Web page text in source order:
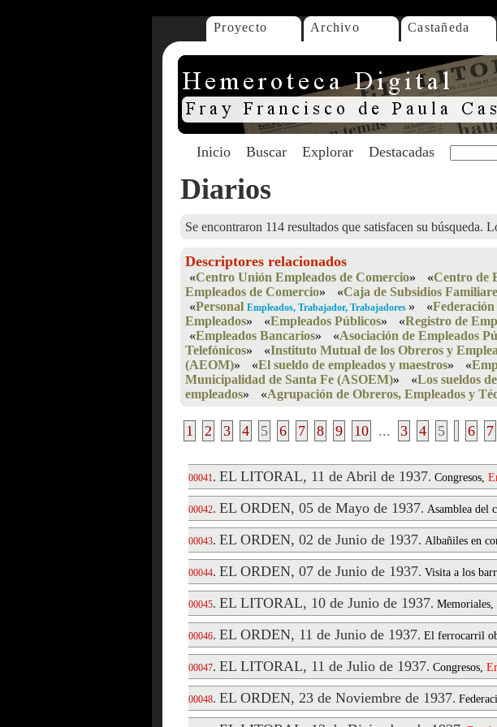
Proyecto Archivo Castañeda
Inicio Buscar Explorar Destacadas
Diarios
Se encontraron 114 resultados que satisfacen su búsqueda.
Descriptores relacionados
«Centro Unión Empleados de Comercio» «Centro de
Empleados de Comercio» «Caja de Subsidios
«Personal Empleados, Trabajador, Trabajadores » «
Empleados» «Empleados Públicos» «Registro de
«Empleados Bancarios» «Asociación de Empleados
Telefónicos» «Instituto Mutual de los Obreros y
(AEOM)» «El sueldo de empleados y maestros» «
Municipalidad de Santa Fe (ASOEM)» «Los sueldos
empleados» «Agrupación de Obreros, Empleados y
1 2 3 4 5 6 7 8 9 10 ... 3 4 5 6 7
00041. EL LITORAL, 11 de Abril de 1937. Congresos,
00042. EL ORDEN, 05 de Mayo de 1937. Asamblea del
00043. EL ORDEN, 02 de Junio de 1937. Albañiles en
00044. EL ORDEN, 07 de Junio de 1937. Visita a los
00045. EL LITORAL, 10 de Junio de 1937. Memoriales,
00046. EL ORDEN, 11 de Junio de 1937. El ferrocarril
00047. EL LITORAL, 11 de Julio de 1937. Congresos,
00048. EL ORDEN, 23 de Noviembre de 1937.